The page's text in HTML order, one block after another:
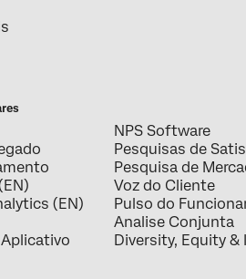
(EN)
NPS Software
Pesquisas de
Pesquisa de
Voz do Cliente
Pulso do
Analise Conjunta
Diversity, Equity &